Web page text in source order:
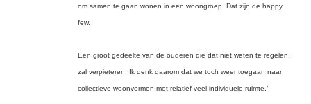
om samen te gaan wonen in een woongroep. Dat zijn de happy
few.
Een groot gedeelte van de ouderen die dat niet weten te regelen,
zal verpieteren. Ik denk daarom dat we toch weer toegaan naar
collectieve woonvormen met relatief veel individuele ruimte.’